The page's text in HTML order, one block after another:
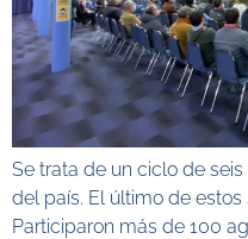
Se trata de un ciclo de
del país. El último de estos
Participaron más de 100